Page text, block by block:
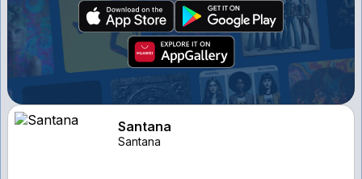
Santana
Santana